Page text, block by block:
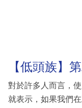
【低頭族】
對於許多人而言，
就表示，如果我們